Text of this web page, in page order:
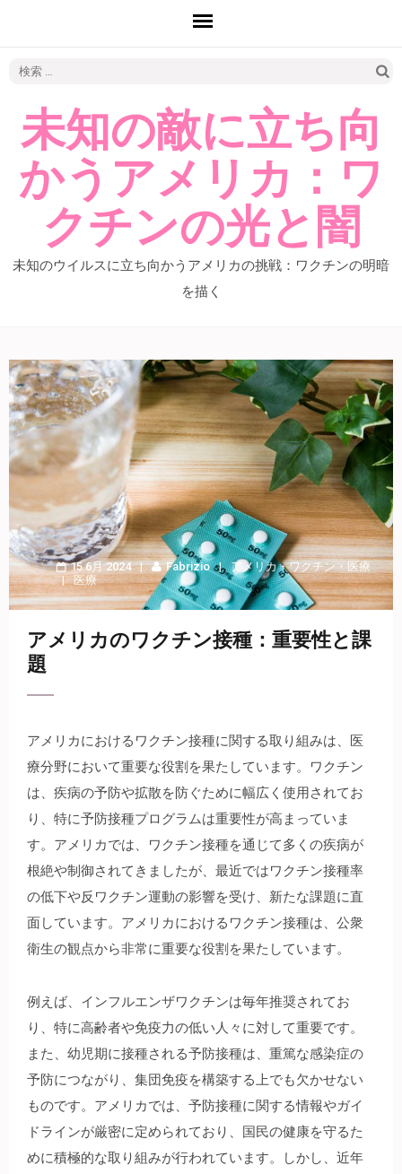
索:
未知の敵に立ち向
かうアメリカ：ワ
クチンの光と闇
未知のウイルスに立ち向かうアメリカの挑戦：ワクチンの明暗
を描く
15 6月 2024 Fabrizio アメリカ・ワクチン ・ 医療
医療
アメリカのワクチン接種：重要性と課
題
アメリカにおけるワクチン接種に関する取り組みは、医
療分野において重要な役割を果たしています。
ワクチン
は、疾病の予防や拡散を防ぐために幅広く使用されてお
り、特に予防接種プログラムは重要性が高まっていま
す。アメリカでは、ワクチン接種を通じて多くの疾病が
根絶や制御されてきましたが、最近ではワクチン接種率
の低下や反ワクチン運動の影響を受け、新たな課題に直
面しています。アメリカにおけるワクチン接種は、公衆
衛生の観点から非常に重要な役割を果たしています。
例えば、インフルエンザワクチンは毎年推奨されてお
り、特に高齢者や免疫力の低い人々に対して重要です。
また、幼児期に接種される予防接種は、重篤な感染症の
予防につながり、集団免疫を構築する上でも欠かせない
ものです。アメリカでは、予防接種に関する情報やガイ
ドラインが厳密に定められており、国民の健康を守るた
めに積極的な取り組みが行われています。しかし、近年